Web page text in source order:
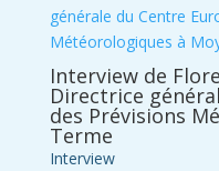
Interview de
Directrice
des Prévisions
Terme
Interview